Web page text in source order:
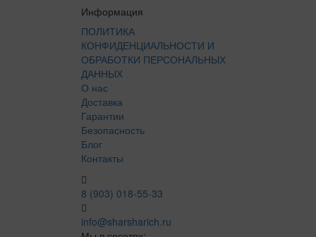
Информация
ПОЛИТИКА
КОНФИДЕНЦИАЛЬНОСТИ И
ОБРАБОТКИ ПЕРСОНАЛЬНЫХ
ДАННЫХ
О нас
Доставка
Гарантии
Безопасность
Блог
Контакты
8 (903) 018-55-33
info@sharsharich.ru